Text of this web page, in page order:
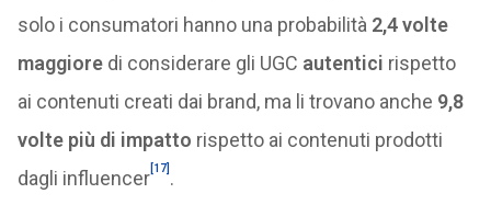
solo i consumatori hanno una probabilità 2,4 volte
maggioredi considerare gli UGC autentici rispetto
ai contenuti creati dai brand, ma li trovano anche 9,8
volte più di impatto rispetto ai contenuti prodotti
dagli influencer[17] .